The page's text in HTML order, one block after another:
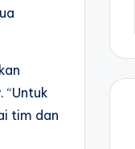
“Untuk
tim dan